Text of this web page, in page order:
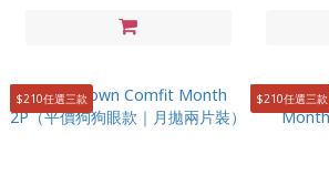
$210任選三款 $210任選三款